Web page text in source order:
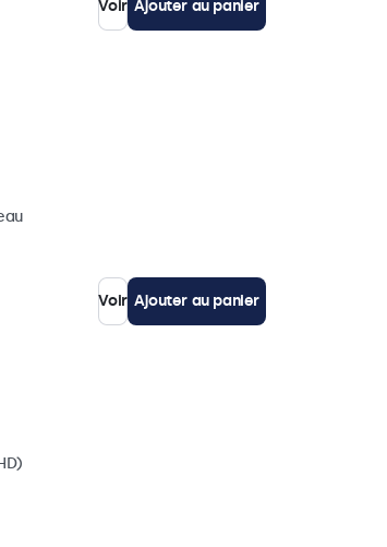
Voir Ajouter au panier
Voir Ajouter au panier